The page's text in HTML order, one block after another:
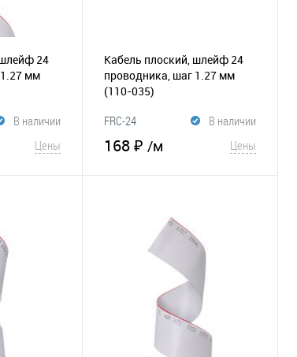
24
мм
В наличии
Цены
сравнению
Кабель плоский, шлейф 24
проводникa, шаг 1.27 мм
(110-035)
В наличии
FRC-24
168 ₽/м Цены
В избранное
сравнению